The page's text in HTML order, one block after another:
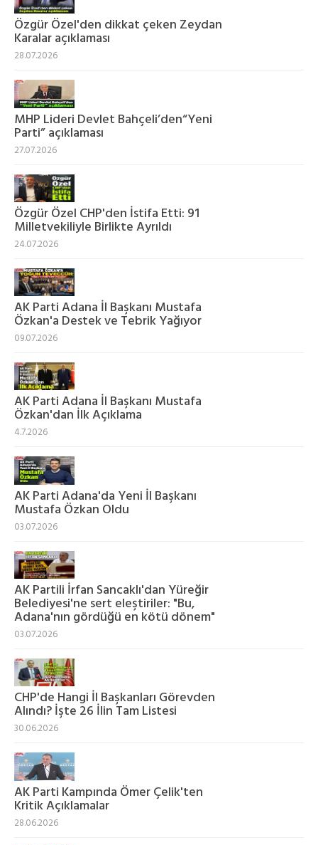
Özgür Özel'den dikkat çeken Zeydan
Karalar açıklaması
28.07.2026
MHP Lideri Devlet Bahçeli’den“Yeni
Parti” açıklaması
27.07.2026
Özgür Özel CHP'den İstifa Etti: 91
Milletvekiliyle Birlikte Ayrıldı
24.07.2026
AK Parti Adana İl Başkanı Mustafa
Özkan'a Destek ve Tebrik Yağıyor
09.07.2026
AK Parti Adana İl Başkanı Mustafa
Özkan'dan İlk Açıklama
4.7.2026
AK Parti Adana'da Yeni İl Başkanı
Mustafa Özkan Oldu
03.07.2026
AK Partili İrfan Sancaklı'dan Yüreğir
Belediyesi'ne sert eleştiriler: "Bu,
Adana'nın gördüğü en kötü dönem"
03.07.2026
CHP'de Hangi İl Başkanları Görevden
Alındı? İşte 26 İlin Tam Listesi
30.06.2026
AK Parti Kampında Ömer Çelik'ten
Kritik Açıklamalar
28.06.2026